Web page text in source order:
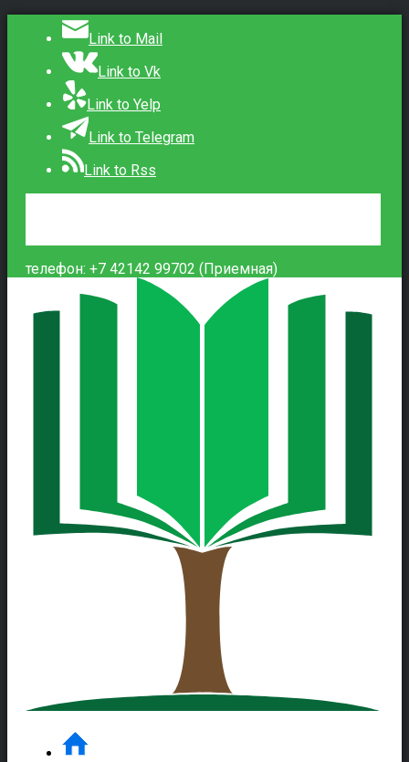
Link to Mail
Link to Vk
Link to Yelp
Link to Telegram
Link to Rss
телефон: +7 42142 99702 (Приемная)